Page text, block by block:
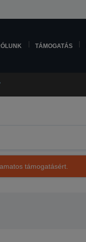
TÁMOGATÁS
támogatásért.